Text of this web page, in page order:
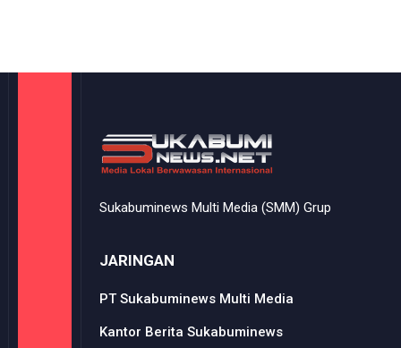
Sukabuminews Multi Media (SMM) Grup
JARINGAN
PT Sukabuminews Multi Media
Kantor Berita Sukabuminews